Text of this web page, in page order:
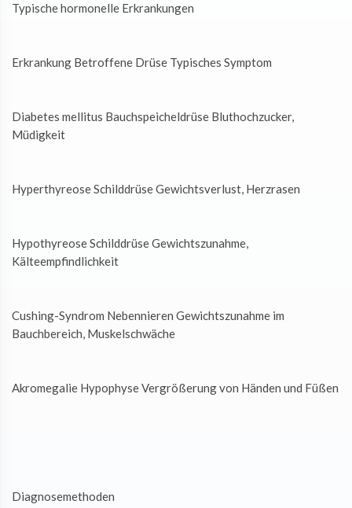
Typische hormonelle Erkrankungen
Erkrankung Betroffene Drüse Typisches Symptom
Diabetes mellitus Bauchspeicheldrüse Bluthochzucker,
Müdigkeit
Hyperthyreose Schilddrüse Gewichtsverlust, Herzrasen
Hypothyreose Schilddrüse Gewichtszunahme,
Kälteempfindlichkeit
Cushing-Syndrom Nebennieren Gewichtszunahme im
Bauchbereich, Muskelschwäche
Akromegalie Hypophyse Vergrößerung von Händen und Füßen
Diagnosemethoden